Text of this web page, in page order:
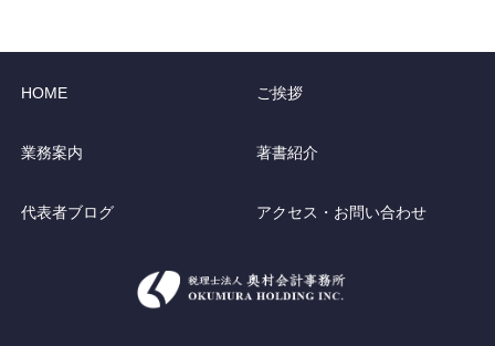
HOME ご挨拶
業務案内 著書紹介
代表者ブログ アクセス・お問い合わせ